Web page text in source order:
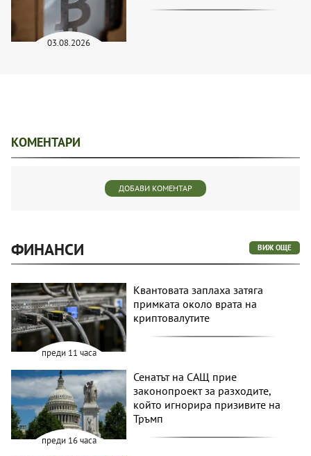
03.08.2026
КОМЕНТАРИ
ДОБАВИ КОМЕНТАР
ФИНАНСИ ВИЖ ОЩЕ
преди 11 часа
Квантовата заплаха затяга
примката около врата на
криптовалутите
преди 16 часа
Сенатът на САЩ прие
законопроект за разходите,
който игнорира призивите на
Тръмп